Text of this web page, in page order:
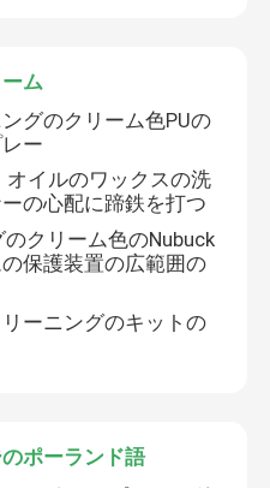
ム
グのクリーム色PUの
ー
オイルのワックスの洗
の心配に蹄鉄を打つ
クリーム色のNubuck
保護装置の広範囲の
ーニングのキットの
ポーランド語